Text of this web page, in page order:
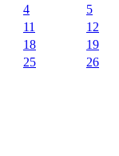
4 5
11 12
18 19
25 26